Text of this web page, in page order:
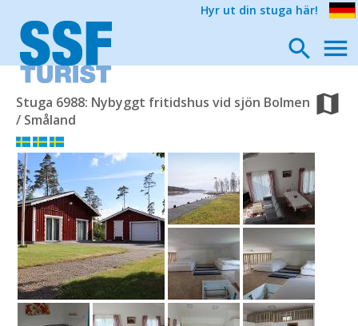
Hyr ut din stuga här!
Stuga 6988: Nybyggt fritidshus vid sjön Bolmen
/ Småland